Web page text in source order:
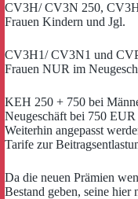
CV3H/ CV3N 250,
Frauen Kindern und Jgl.
CV3H1/ CV3N1 und
Frauen NUR im
KEH 250 + 750 bei
Neugeschäft bei 750
Weiterhin angepasst
Tarife zur
Da die neuen Prämien
Bestand geben, seine hier